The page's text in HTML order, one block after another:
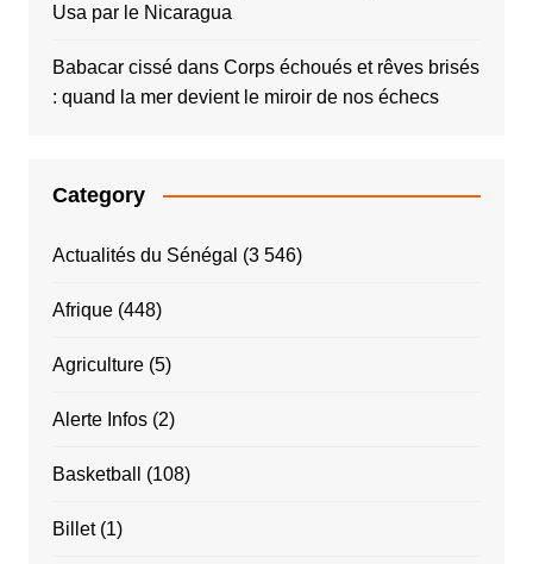
Usa par le Nicaragua
Babacar cissédans Corps échoués et rêves brisés
: quand la mer devient le miroir de nos échecs
Category
Actualités du Sénégal (3 546)
Afrique(448)
Agriculture(5)
Alerte Infos(2)
Basketball (108)
Billet(1)